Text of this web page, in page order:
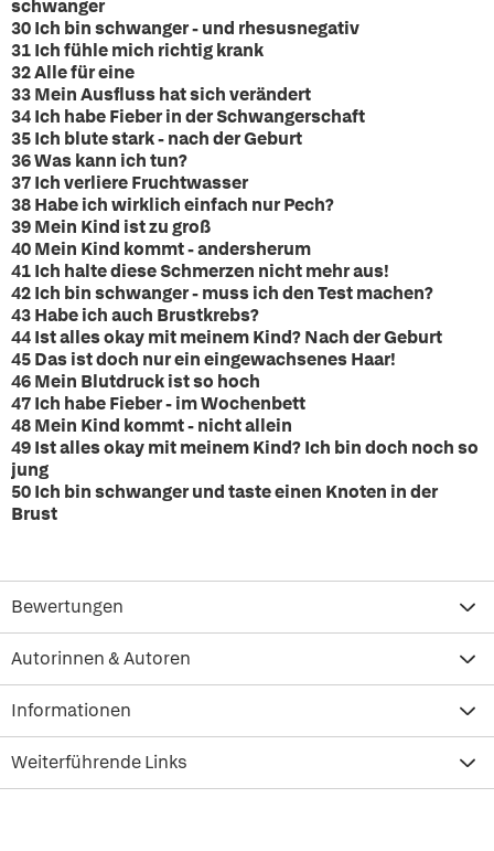
schwanger
30 Ich bin schwanger - und rhesusnegativ
31 Ich fühle mich richtig krank
32 Alle für eine
33 Mein Ausfluss hat sich verändert
34 Ich habe Fieber in der Schwangerschaft
35 Ich blute stark - nach der Geburt
36 Was kann ich tun?
37 Ich verliere Fruchtwasser
38 Habe ich wirklich einfach nur Pech?
39 Mein Kind ist zu groß
40 Mein Kind kommt - andersherum
41 Ich halte diese Schmerzen nicht mehr aus!
42 Ich bin schwanger - muss ich den Test machen?
43 Habe ich auch Brustkrebs?
44 Ist alles okay mit meinem Kind? Nach der Geburt
45 Das ist doch nur ein eingewachsenes Haar!
46 Mein Blutdruck ist so hoch
47 Ich habe Fieber - im Wochenbett
48 Mein Kind kommt - nicht allein
49 Ist alles okay mit meinem Kind? Ich bin doch noch so
jung
50 Ich bin schwanger und taste einen Knoten in der
Brust
Bewertungen
Autorinnen & Autoren
Informationen
Weiterführende Links